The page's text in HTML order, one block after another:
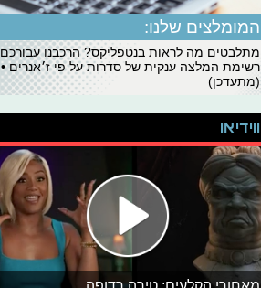
המומלצים שלנו:
מתלבטים מה לראות בנטפליקס? הרכבנו עבורכם
רשימת המלצה ענקית של סדרות על פי ז׳אנרים •
(מתעדכן)
ווידיאו